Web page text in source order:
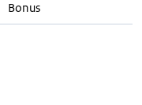
Bonus